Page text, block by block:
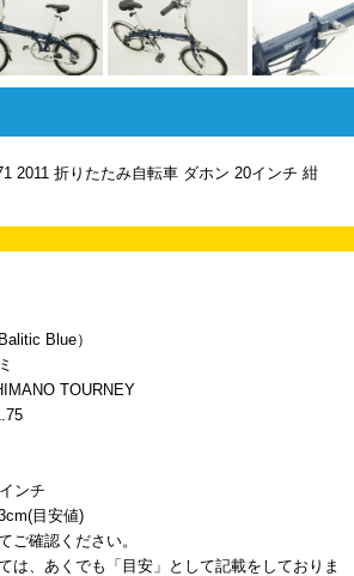
2011 折りたたみ自転車 ダホン 20インチ 紺
Blue）
TOURNEY
ンチ
目安値)
ご確認ください。
は、あくでも「目安」として記載をしておりま